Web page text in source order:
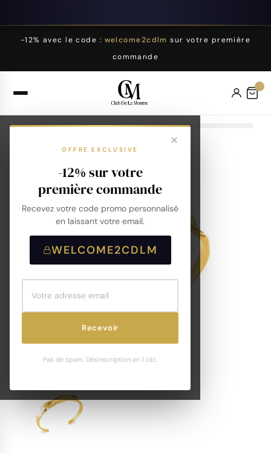
-12% avec le code : welcome2cdlm sur votre première
commande
OFFRE EXCLUSIVE
-12% sur votre
première commande
Recevez votre code promo personnalisé
en laissant votre email.
WELCOME2CDLM
Recevoir
Pas de spam. Désinscription en 1 clic.